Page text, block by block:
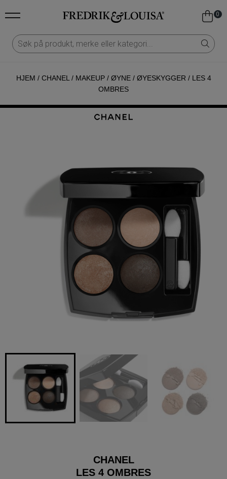
0
HJEM / CHANEL / MAKEUP/ ØYNE/ ØYESKYGGER / LES 4
OMBRES
CHANEL
LES 4 OMBRES